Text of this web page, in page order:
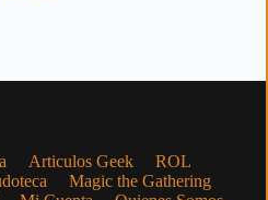
Articulos Geek
ROL
Magic the Gathering